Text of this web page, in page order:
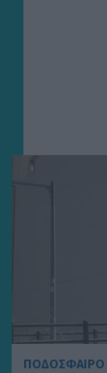
ΠΟΔΟΣΦΑΙΡΟ